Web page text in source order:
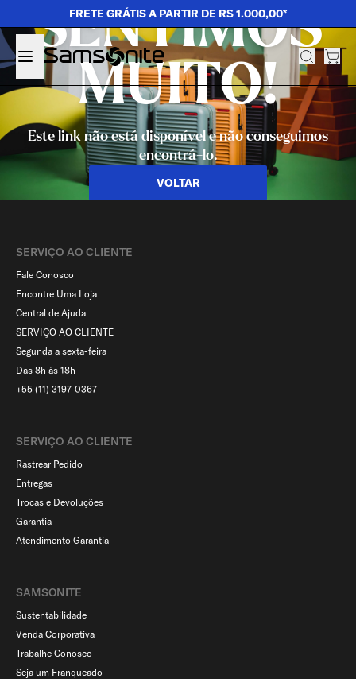
FRETE GRÁTIS A PARTIR DE R$ 1.000,00*
SENTIMOS
MUITO!
Este link não está disponível e não conseguimos
encontrá-lo.
VOLTAR
SERVIÇO AO CLIENTE​
Fale Conosco
Encontre Uma Loja
Central de Ajuda
SERVIÇO AO CLIENTE
Segunda a sexta-feira
Das 8h às 18h
+55 (11) 3197-0367
SERVIÇO AO CLIENTE​
Rastrear Pedido
Entregas
Trocas e Devoluções
Garantia
Atendimento Garantia
SAMSONITE
Sustentabilidade
Venda Corporativa
Trabalhe Conosco
Seja um Franqueado